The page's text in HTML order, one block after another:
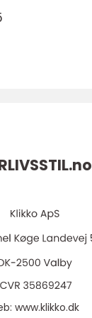
no
www.klikko.dk